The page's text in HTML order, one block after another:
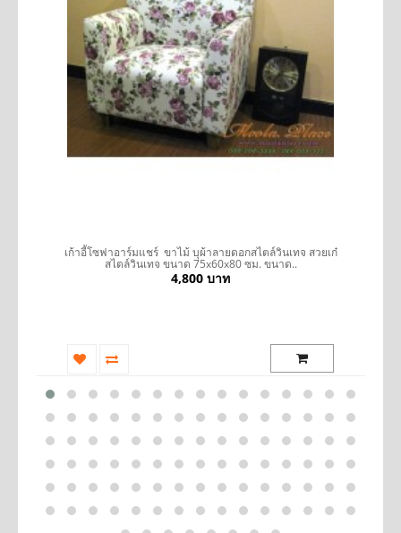
เก้าอี้โซฟาอาร์มแชร์ ขาไม้ บุผ้าลายดอกสไตล์วินเทจ สวยเก๋
สไตล์วินเทจ ขนาด 75x60x80 ซม. ขนาด..
4,800 บาท